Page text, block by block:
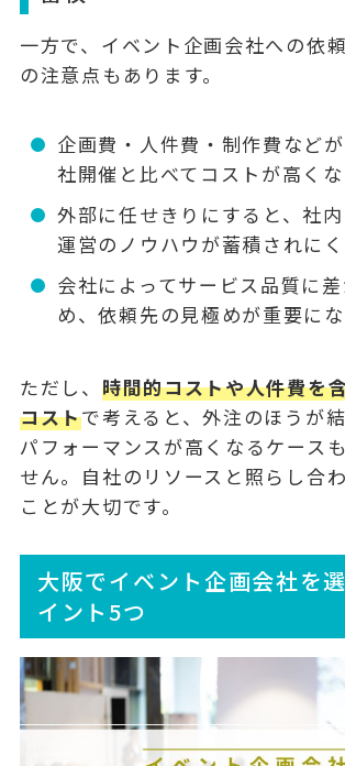
一方で、イベント企画会社への依
の注意点もあります。
企画費・人件費・制作費など
社開催と比べてコストが高く
外部に任せきりにすると、社
運営のノウハウが蓄積されに
会社によってサービス品質に
め、依頼先の見極めが重要に
ただし、 時間的コストや人件費を
コストで考えると、外注のほうが
パフォーマンスが高くなるケース
せん。自社のリソースと照らし合
ことが大切です。
大阪でイベント企画会社を
イント5つ